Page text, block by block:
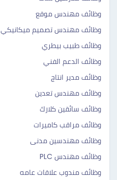
وظائف مهندس موقع
وظائف مهندس تصميم ميكانيكي
وظائف طبيب بيطري
وظائف الدعم الفني
وظائف مدير انتاج
وظائف مهندس تعدين
وظائف سائقين كلارك
وظائف مراقب كاميرات
وظائف مهندسين مدنى
وظائف مهندس PLC
وظائف مندوب علاقات عامه